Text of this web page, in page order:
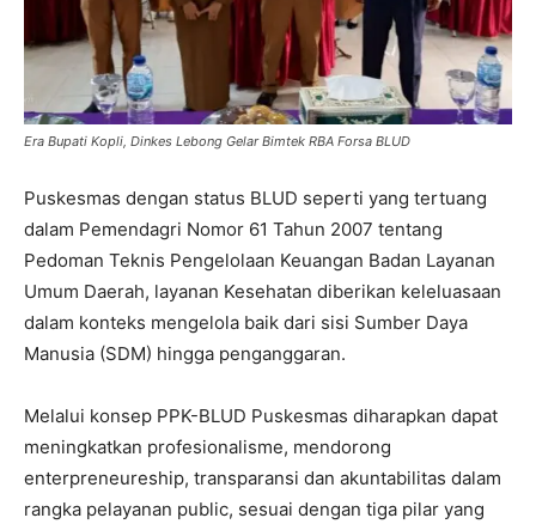
Era Bupati Kopli, Dinkes Lebong Gelar Bimtek RBA Forsa BLUD
Puskesmas dengan status BLUD seperti yang tertuang
dalam Pemendagri Nomor 61 Tahun 2007 tentang
Pedoman Teknis Pengelolaan Keuangan Badan Layanan
Umum Daerah, layanan Kesehatan diberikan keleluasaan
dalam konteks mengelola baik dari sisi Sumber Daya
Manusia (SDM) hingga penganggaran.
Melalui konsep PPK-BLUD Puskesmas diharapkan dapat
meningkatkan profesionalisme, mendorong
enterpreneureship, transparansi dan akuntabilitas dalam
rangka pelayanan public, sesuai dengan tiga pilar yang